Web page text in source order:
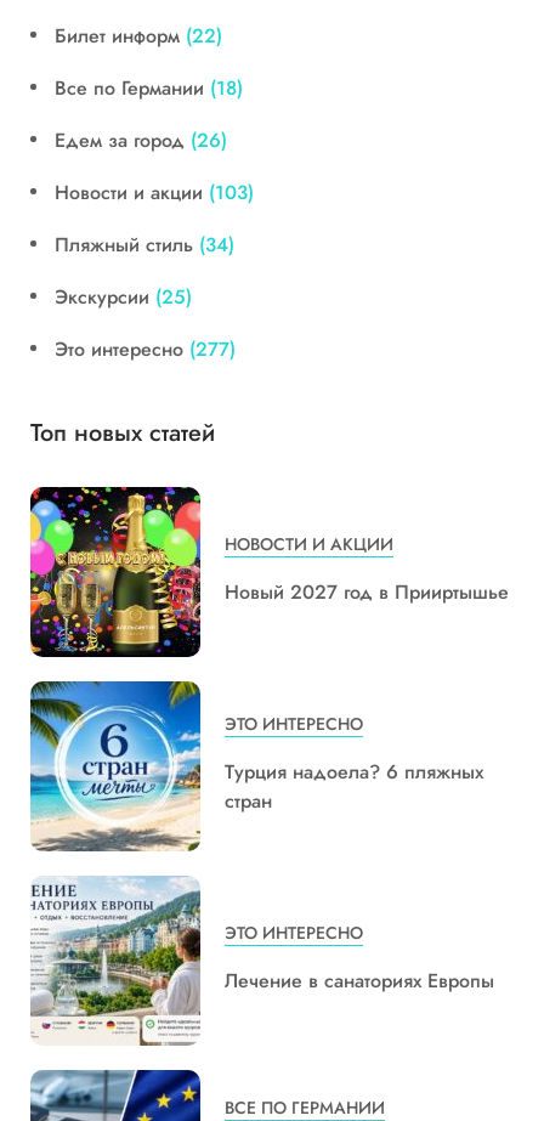
Билет информ (22)
Все по Германии (18)
Едем за город (26)
Новости и акции (103)
Пляжный стиль (34)
Экскурсии (25)
Это интересно (277)
Топ новых статей
НОВОСТИ И АКЦИИ
Новый 2027 год в Прииртышье
ЭТО ИНТЕРЕСНО
Турция надоела? 6 пляжных
стран
ЭТО ИНТЕРЕСНО
Лечение в санаториях Европы
ВСЕ ПО ГЕРМАНИИ